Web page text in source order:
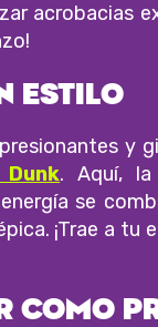
acrobacias
ESTILO
y
Dunk. Aquí,
se
¡Trae a tu
COMO